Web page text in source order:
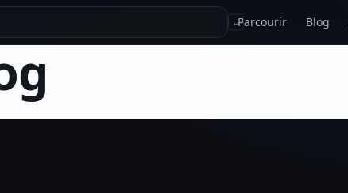
↵Parcourir Blog